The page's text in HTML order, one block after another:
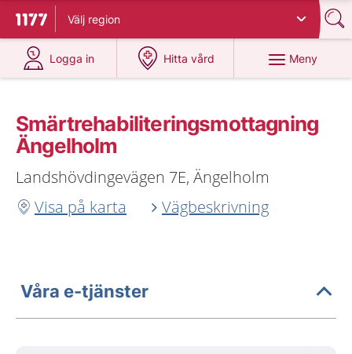
Till startsidan för 1177
Välj region
Logga in
på 1177.se
Hitta vård
på 1177.se
Meny
Smärtrehabiliteringsmottagning
Ängelholm
Landshövdingevägen 7E, Ängelholm
Visa på karta
Vägbeskrivning
Våra e-tjänster